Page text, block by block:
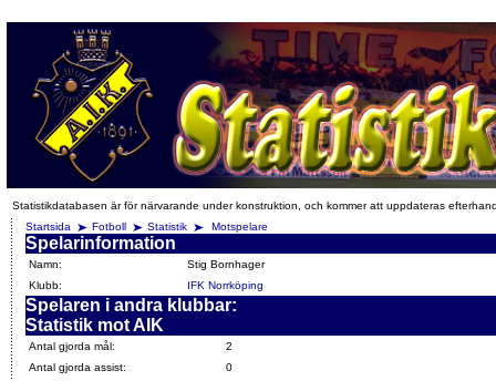
Statistikdatabasen är för närvarande under konstruktion, och kommer att uppdateras
Startsida
Fotboll Statistik Motspelare
Spelarinformation
Namn:
Stig Bornhager
Klubb:
IFK Norrköping
Spelaren i andra klubbar:
Statistik mot AIK
Antal gjorda mål:
2
Antal gjorda assist:
0